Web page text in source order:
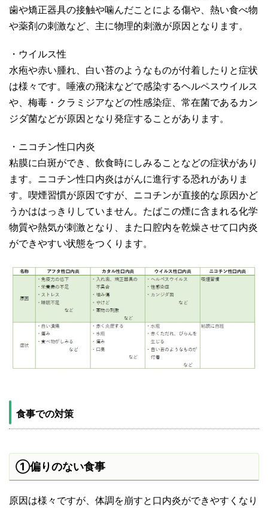
歯や矯正器具の接触や噛んだことによる傷や、熱い食べ物
や薬剤の刺激など、主に物理的刺激が原因となります。
・ウイルス性
水疱や赤い腫れ、白い苔のようなものが付着したりと症状
は様々です。唾液の飛沫などで感染するヘルペスウイルス
や、梅毒・クラミジアなどの性感染症、常在菌であるカン
ジダ菌などが原因となり発症することがあります。
・ニコチン性口内炎
粘膜に白斑ができ、飲食時にしみることなどの症状があり
ます。ニコチン性口内炎はがんに進行する恐れがありま
す。喫煙習慣が原因ですが、ニコチンが直接的な原因かど
うかははっきりしていません。たばこの煙に含まれる化学
物質や熱気が刺激となり、また口腔内を乾燥させて口内炎
ができやすい状態をつくります。
食事での対策
①偏りのない食事
原因は様々ですが、体調を崩すと口内炎ができやすくなり